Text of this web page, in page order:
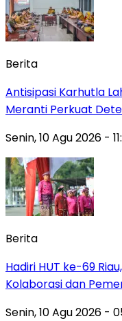
Berita
Antisipasi Karhutla
Meranti Perkuat
Senin, 10 Agu 2026 -
Berita
Hadiri HUT ke-69
Kolaborasi dan
Senin, 10 Agu 2026 -